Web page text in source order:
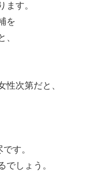
す。
を
次第だと、
す。
しょう。